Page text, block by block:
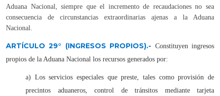
Aduana Nacional, siempre que el incremento de recaudaciones no sea
consecuencia de circunstancias extraordinarias ajenas a la Aduana
Nacional.
ARTÍCULO 29° (INGRESOS PROPIOS).- Constituyen ingresos
propios de la Aduana Nacional los recursos generados por:
a) Los servicios especiales que preste, tales como provisión de
precintos aduaneros, control de tránsitos mediante tarjeta